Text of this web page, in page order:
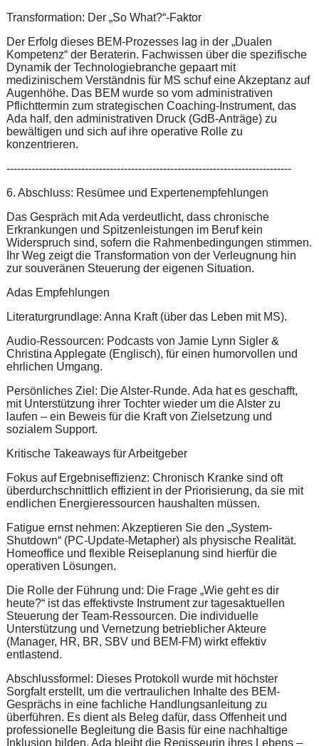
Transformation: Der „So What?“-Faktor
Der Erfolg dieses BEM-Prozesses lag in der „Dualen
Kompetenz“ der Beraterin. Fachwissen über die spezifische
Dynamik der Technologiebranche gepaart mit
medizinischem Verständnis für MS schuf eine Akzeptanz auf
Augenhöhe. Das BEM wurde so vom administrativen
Pflichttermin zum strategischen Coaching-Instrument, das
Ada half, den administrativen Druck (GdB-Anträge) zu
bewältigen und sich auf ihre operative Rolle zu
konzentrieren.
--------------------------------------------------------------------------------
6. Abschluss: Resümee und Expertenempfehlungen
Das Gespräch mit Ada verdeutlicht, dass chronische
Erkrankungen und Spitzenleistungen im Beruf kein
Widerspruch sind, sofern die Rahmenbedingungen stimmen.
Ihr Weg zeigt die Transformation von der Verleugnung hin
zur souveränen Steuerung der eigenen Situation.
Adas Empfehlungen
Literaturgrundlage: Anna Kraft (über das Leben mit MS).
Audio-Ressourcen: Podcasts von Jamie Lynn Sigler &
Christina Applegate (Englisch), für einen humorvollen und
ehrlichen Umgang.
Persönliches Ziel: Die Alster-Runde. Ada hat es geschafft,
mit Unterstützung ihrer Tochter wieder um die Alster zu
laufen – ein Beweis für die Kraft von Zielsetzung und
sozialem Support.
Kritische Takeaways für Arbeitgeber
Fokus auf Ergebniseffizienz: Chronisch Kranke sind oft
überdurchschnittlich effizient in der Priorisierung, da sie mit
endlichen Energieressourcen haushalten müssen.
Fatigue ernst nehmen: Akzeptieren Sie den „System-
Shutdown“ (PC-Update-Metapher) als physische Realität.
Homeoffice und flexible Reiseplanung sind hierfür die
operativen Lösungen.
Die Rolle der Führung und: Die Frage „Wie geht es dir
heute?“ ist das effektivste Instrument zur tagesaktuellen
Steuerung der Team-Ressourcen. Die individuelle
Unterstützung und Vernetzung betrieblicher Akteure
(Manager, HR, BR, SBV und BEM-FM) wirkt effektiv
entlastend.
Abschlussformel: Dieses Protokoll wurde mit höchster
Sorgfalt erstellt, um die vertraulichen Inhalte des BEM-
Gesprächs in eine fachliche Handlungsanleitung zu
überführen. Es dient als Beleg dafür, dass Offenheit und
professionelle Begleitung die Basis für eine nachhaltige
Inklusion bilden. Ada bleibt die Regisseurin ihres Lebens –